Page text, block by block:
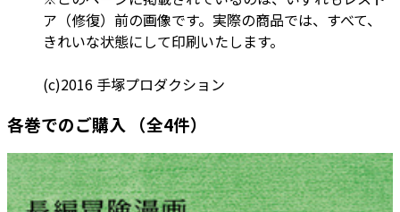
ア（修復）前の画像です。実際の商品では、すべて、
きれいな状態にして印刷いたします。
(c)2016 手塚プロダクション
各巻でのご購入 （全4件）